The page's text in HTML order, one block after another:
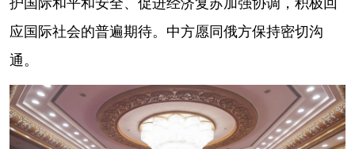
应国际社会的普遍期待。中方愿同俄方保持密切沟
通。